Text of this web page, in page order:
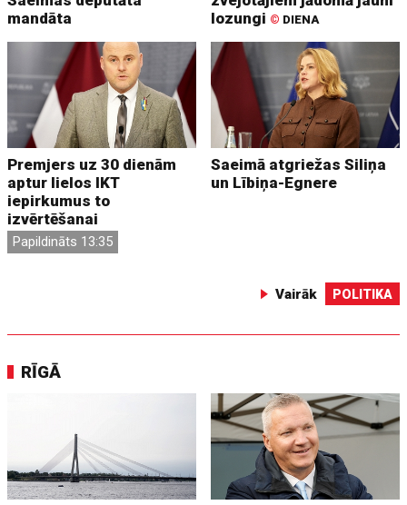
mandāta
lozungi © DIENA
Premjers uz 30 dienām
aptur lielos IKT
iepirkumus to
izvērtēšanai
Papildināts 13:35
Saeimā atgriežas Siliņa
un Lībiņa-Egnere
Vairāk POLITIKA
RĪGĀ